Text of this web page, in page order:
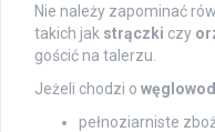
Nie należy zapominać
takich jak strączki czy
gościć na talerzu.
Jeżeli chodzi o
pełnoziarniste